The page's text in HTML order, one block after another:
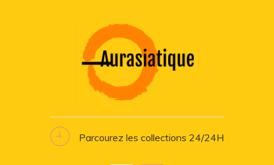
Parcourez les collections 24/24H